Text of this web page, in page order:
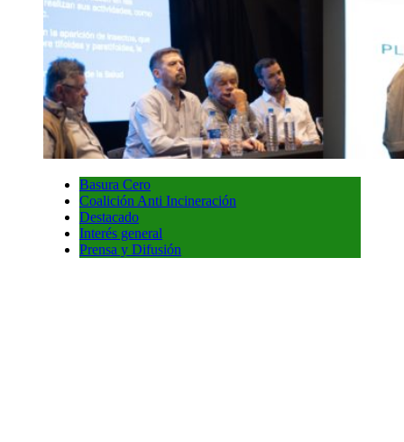
Basura Cero
Coalición Anti Incineración
Destacado
Interés general
Prensa y Difusión